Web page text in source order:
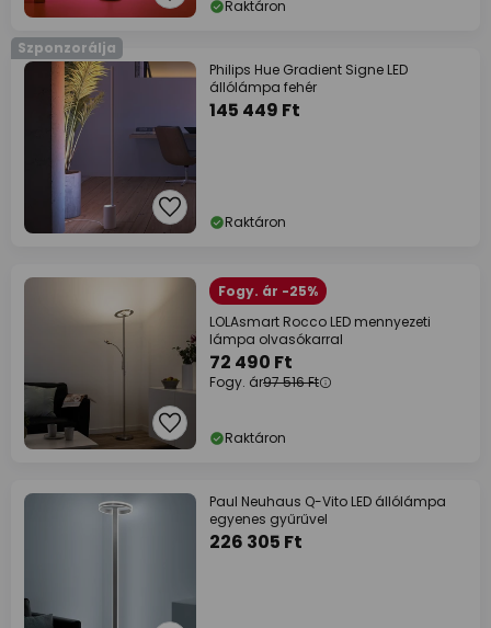
Raktáron
Szponzorálja
Philips Hue Gradient Signe LED
állólámpa fehér
145 449 Ft
Raktáron
Fogy. ár -25%
LOLAsmart Rocco LED mennyezeti
lámpa olvasókarral
72 490 Ft
Fogy. ár97 516 Ft
Raktáron
Paul Neuhaus Q-Vito LED állólámpa
egyenes gyűrűvel
226 305 Ft